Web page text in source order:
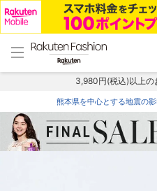
menu home
トップ
3,980円(税込)以上の
熊本県を中心とする地震の